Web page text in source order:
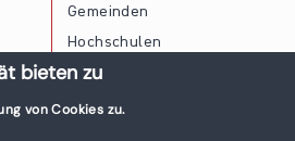
Gemeinden
Hochschulen
Persönliche Vereinbarkeit
bieten zu
von Cookies zu.